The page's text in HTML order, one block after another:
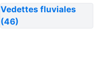
Vedettes fluviales
(46)